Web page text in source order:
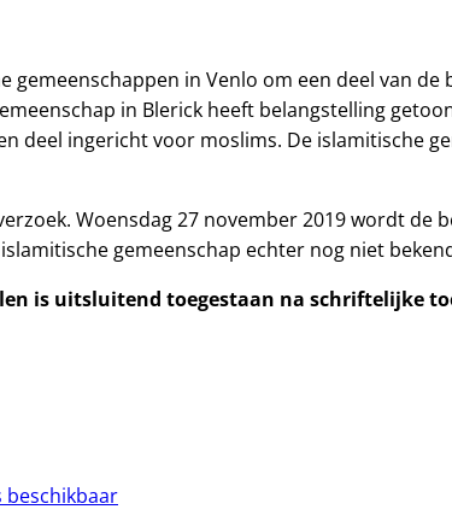
in Venlo om een deel van
in Blerick heeft belangstelling
deel ingericht voor moslims. De islamitische
Woensdag 27 november 2019 wordt de
gemeenschap echter nog niet
is uitsluitend toegestaan na schriftelijke